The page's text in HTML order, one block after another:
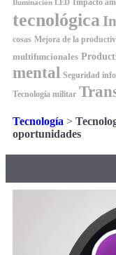
Iluminación LED Impacto
tecnológica
cosas Mejora de la
multifuncionales
mental Seguridad
Tecnología militar
Tecnología >
oportunidades